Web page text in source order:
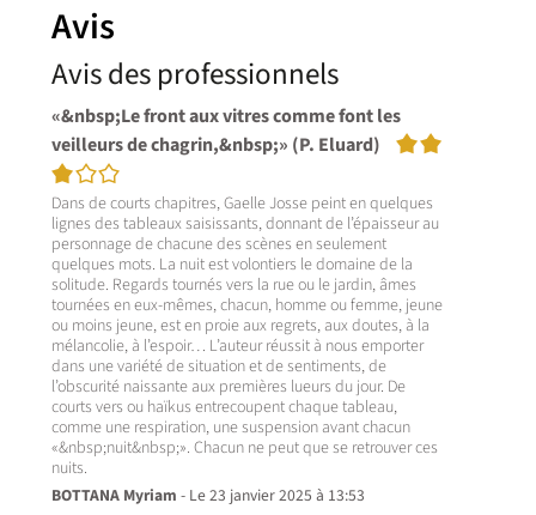
Avis
Avis des professionnels
«&nbsp;Le front aux vitres comme font les
veilleurs de chagrin,&nbsp;» (P. Eluard)
3/5
Dans de courts chapitres, Gaelle Josse peint en quelques
lignes des tableaux saisissants, donnant de l’épaisseur au
personnage de chacune des scènes en seulement
quelques mots. La nuit est volontiers le domaine de la
solitude. Regards tournés vers la rue ou le jardin, âmes
tournées en eux-mêmes, chacun, homme ou femme, jeune
ou moins jeune, est en proie aux regrets, aux doutes, à la
mélancolie, à l’espoir… L’auteur réussit à nous emporter
dans une variété de situation et de sentiments, de
l’obscurité naissante aux premières lueurs du jour. De
courts vers ou haïkus entrecoupent chaque tableau,
comme une respiration, une suspension avant chacun
«&nbsp;nuit&nbsp;». Chacun ne peut que se retrouver ces
BOTTANA Myriam - Le 23 janvier 2025 à 13:53